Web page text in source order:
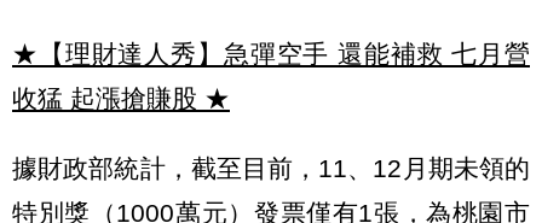
★【理財達人秀】急彈空手 還能補救 七月營
收猛 起漲搶賺股 ★
據財政部統計，截至目前，11、12月期未領的
特別獎（1000萬元）發票僅有1張，為桃園市